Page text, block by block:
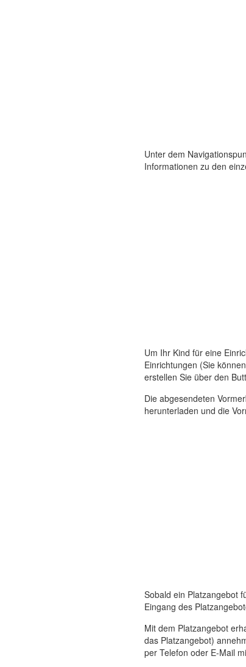
Unter dem
Informationen zu den
Um Ihr Kind für eine
Einrichtungen (Sie
erstellen Sie über den
Die abgesendeten
herunterladen und die
Sobald ein Platzangebot
Eingang des
Mit dem Platzangebot
das Platzangebot)
per Telefon oder E-Mail